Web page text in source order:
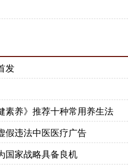
发
素养》推荐十种常用养生法
假违法中医医疗广告
国家战略具备良机